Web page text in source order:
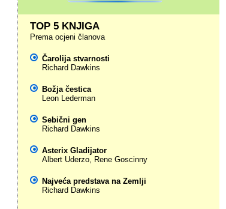
TOP 5 KNJIGA
Prema ocjeni članova
Čarolija stvarnosti
Richard Dawkins
Božja čestica
Leon Lederman
Sebični gen
Richard Dawkins
Asterix Gladijator
Albert Uderzo, Rene Goscinny
Najveća predstava na Zemlji
Richard Dawkins